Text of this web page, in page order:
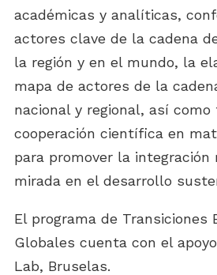
académicas y analíticas,
actores clave de la cadena
la región y en el mundo, la
mapa de actores de la
nacional y regional, así
cooperación científica en
para promover la integración
mirada en el desarrollo
El programa de Transiciones
Globales cuenta con el
Lab, Bruselas.